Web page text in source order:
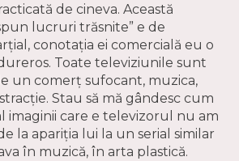
de cineva. Această
lucruri trăsnite” e de
conotaţia ei comercială eu o
Toate televiziunile sunt
un comerţ sufocant, muzica,
Stau să mă gândesc cum
imaginii care e televizorul nu am
la apariţia lui la un serial similar
în muzică, în arta plastică.